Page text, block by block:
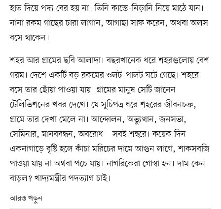
হাত দিয়ে পদ্য বের হয় না। তিনি কাস্তে-নিড়ানি নিয়ে মাঠে যান।
নানা রকম গাছের চারা লাগান, আগাছা সাফ করেন, অথবা অলস
বসে থাকেন।
শহর আর গ্রামের ছবি আলাদা। বছরখানেক ধরে শহরগুলোয় বেশ
গরম। দেশে একটি বড় রকমের ওলট–পালট ঘটে গেছে। শহরে
বসে তার ছোঁয়া পাওয়া যায়। গ্রামের মানুষ সেটি জানেন
টেলিভিশনের খবর দেখে। যে সূচিপত্র ধরে শহরের জীবনচক্র,
গ্রামে তার দেখা মেলে না। আন্দোলন, অভ্যুত্থান, জনসভা,
সেমিনার, মানববন্ধন, অবরোধ—সবই শহুরে। কয়েক দিন
একনাগাড়ে বৃষ্টি হলে কাঁচা মরিচের দামে আগুন লাগে, শাকসবজি
পাওয়া যায় না অথবা পচে যায়। নাগরিকেরা গোস্বা হন। দাম কেন
বাড়ল? খাদ্যমন্ত্রীর পদত্যাগ চাই।
আরও পড়ুন